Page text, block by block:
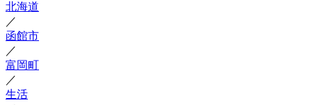
北海道
／
函館市
／
富岡町
／
生活